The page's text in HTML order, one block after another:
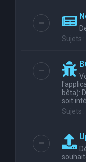
Sujets :
bêta):
soit
Sujets :